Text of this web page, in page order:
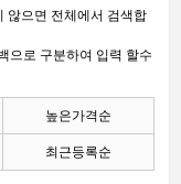
않으면 전체에서 검색합
으로 구분하여 입력 할수
높은가격순
최근등록순